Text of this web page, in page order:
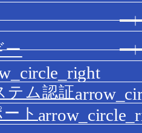
ー
テム認証
ト